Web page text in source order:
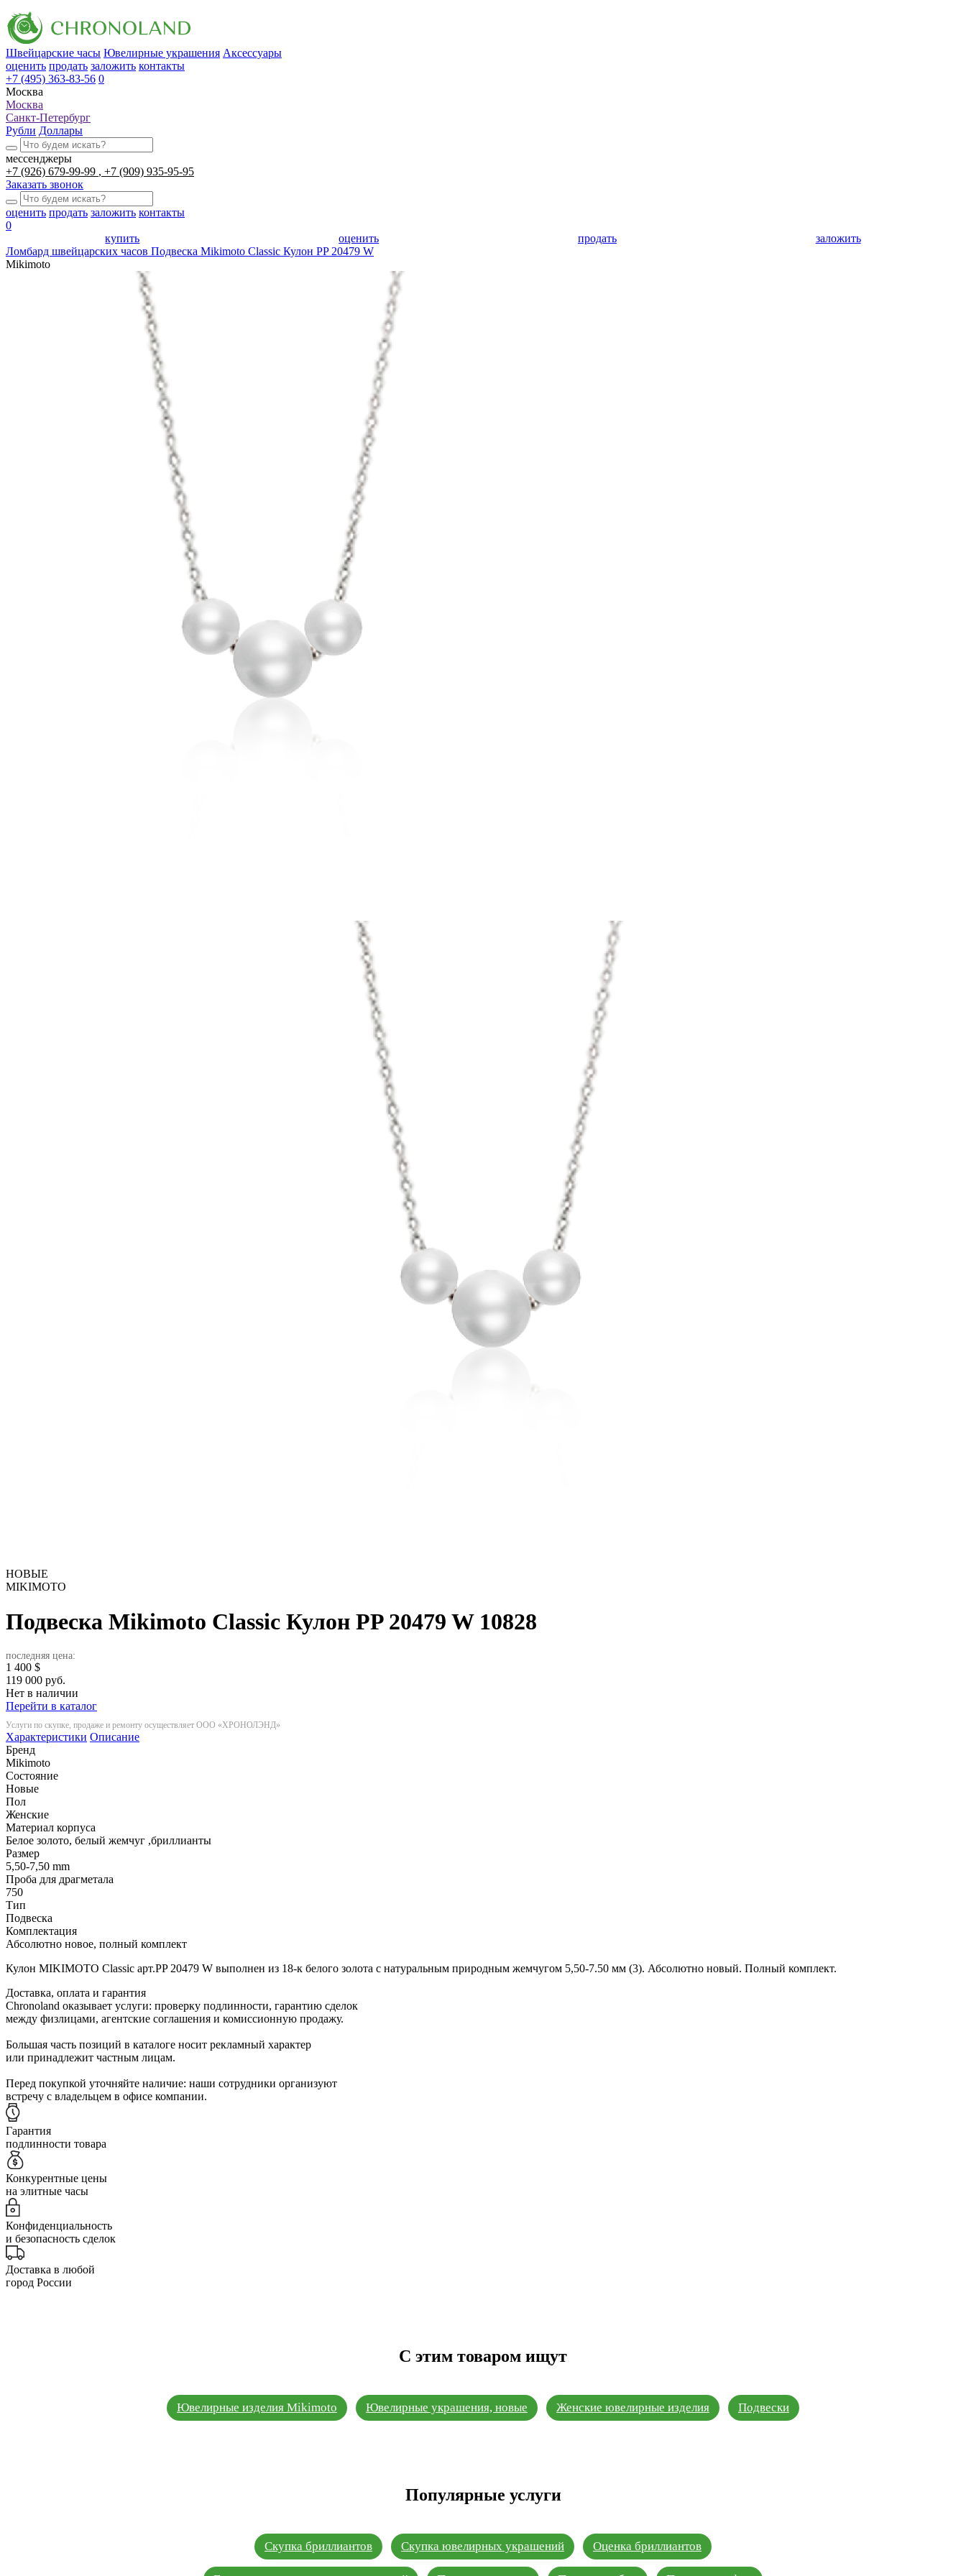
Швейцарские часы Ювелирные украшения Аксессуары
оценить продать заложить контакты
+7 (495) 363-83-56 0
Москва
Москва
Санкт-Петербург
Рубли Доллары
мессенджеры
+7 (926) 679-99-99
+7 (909) 935-95-95
Заказать звонок
оценить продать заложить контакты
0
купить
оценить продать
заложить
Ломбард швейцарских часов Подвеска Mikimoto Classic Кулон PP 20479 W
Mikimoto
НОВЫЕ
MIKIMOTO
Подвеска Mikimoto Classic Кулон PP 20479 W 10828
последняя цена:
1 400 $
119 000 руб.
Нет в наличии
Перейти в каталог
Услуги по скупке, продаже и ремонту осуществляет ООО «ХРОНОЛЭНД»
Характеристики Описание
Бренд
Mikimoto
Состояние
Новые
Пол
Женские
Материал корпуса
Белое золото, белый жемчуг ,бриллианты
Размер
5,50-7,50 mm
Проба для драгметала
750
Тип
Подвеска
Комплектация
Абсолютно новое, полный комплект
Кулон MIKIMOTO Classic арт.PP 20479 W выполнен из 18-к белого золота с натуральным природным жемчугом 5,50-7.50 мм (3). Абсолютно новый. Полный комплект.
Доставка, оплата и гарантия
Chronoland оказывает услуги: проверку подлинности, гарантию сделок
между физлицами, агентские соглашения и комиссионную продажу.
Большая часть позиций в каталоге носит рекламный характер
или принадлежит частным лицам.
Перед покупкой уточняйте наличие: наши сотрудники организуют
встречу с владельцем в офисе компании.
Гарантия
подлинности товара
Конкурентные цены
на элитные часы
Конфиденциальность
и безопасность сделок
Доставка в любой
город России
С этим товаром ищут
Ювелирные изделия Mikimoto Ювелирные украшения, новые Женские ювелирные изделия Подвески
Популярные услуги
Скупка бриллиантов Скупка ювелирных украшений Оценка бриллиантов